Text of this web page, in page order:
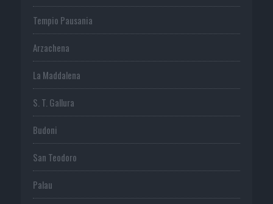
Tempio Pausania
Arzachena
La Maddalena
S. T. Gallura
Budoni
San Teodoro
Palau